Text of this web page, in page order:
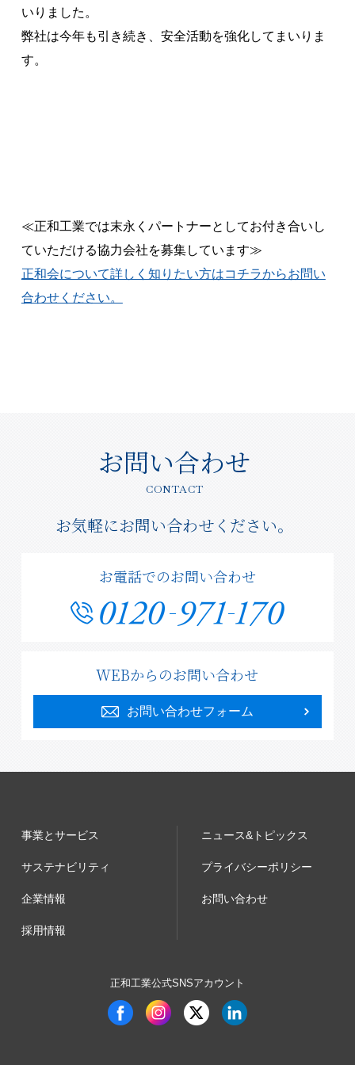
いりました。
弊社は今年も引き続き、安全活動を強化してまいりま
す。
≪正和工業では末永くパートナーとしてお付き合いし
ていただける協力会社を募集しています≫
正和会について詳しく知りたい方はコチラからお問い
合わせください。
お問い合わせ
CONTACT
お気軽にお問い合わせください。
お電話でのお問い合わせ
WEBからのお問い合わせ
お問い合わせフォーム
事業とサービス ニュース&トピックス
サステナビリティ プライバシーポリシー
企業情報 お問い合わせ
採用情報
正和工業公式SNSアカウント